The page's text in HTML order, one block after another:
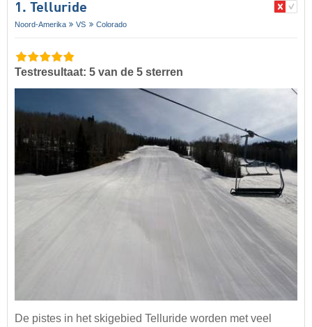
1. Telluride
Noord-Amerika VS Colorado
Testresultaat: 5 van de 5 sterren
De pistes in het skigebied Telluride worden met veel